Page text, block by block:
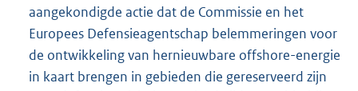
aangekondigde actie dat de Commissie en het
Europees Defensieagentschap belemmeringen voor
de ontwikkeling van hernieuwbare offshore-energie
in kaart brengen in gebieden die gereserveerd zijn